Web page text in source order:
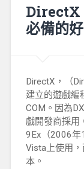
DirectX
必備的
DirectX，（
建立的遊戲編
COM。因為
戲開發商採用
9Ex（2006年
Vista上使用
本。